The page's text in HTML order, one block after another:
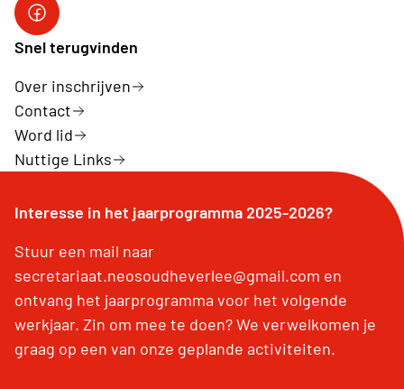
Facebook
Snel terugvinden
Over inschrijven
Contact
Word lid
Nuttige Links
Interesse in het jaarprogramma 2025-2026?
Stuur een mail naar
secretariaat.neosoudheverlee@gmail.com en
ontvang het jaarprogramma voor het volgende
werkjaar. Zin om mee te doen? We verwelkomen je
graag op een van onze geplande activiteiten.